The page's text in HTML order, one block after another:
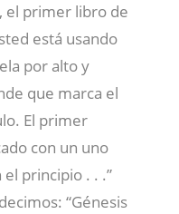
el primer libro de
está usando
por alto y
que marca el
El primer
con un uno
el principio . . .”
“Génesis